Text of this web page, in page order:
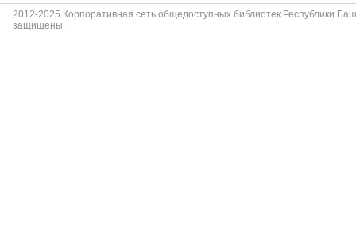
2012-2025 Корпоративная сеть общедоступных библиотек Республики
защищены.